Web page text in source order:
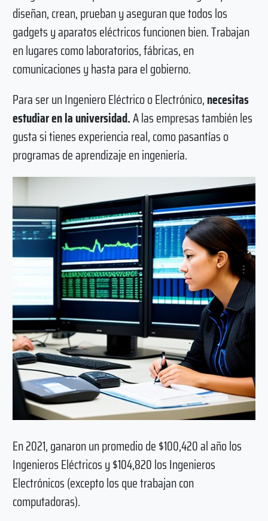
diseñan, crean, prueban y aseguran que todos los
gadgets y aparatos eléctricos funcionen bien. Trabajan
en lugares como laboratorios, fábricas, en
comunicaciones y hasta para el gobierno.
Para ser un Ingeniero Eléctrico o Electrónico,necesitas
estudiar en la universidad.A las empresas también les
gusta si tienes experiencia real, como pasantías o
programas de aprendizaje en ingeniería.
En 2021, ganaron un promedio de $100,420 al año los
Ingenieros Eléctricos y $104,820 los Ingenieros
Electrónicos (excepto los que trabajan con
computadoras).